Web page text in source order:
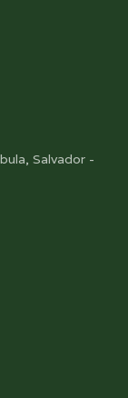
Salvador -